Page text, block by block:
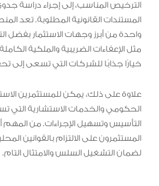
الترخيص المناسب، إلى إجراء دراسة
المستندات القانونية المطلوبة. تعد
واحدة من أبرز وجهات الاستثمار بفضل
مثل الإعفاءات الضريبية والملكية
خيارًا جذابًا للشركات التي تسعى إلى
علاوة على ذلك، يمكن للمستثمرين
الحكومي والخدمات الاستشارية التي
التأسيس وتسهيل الإجراءات. من
المستثمرون على الالتزام بالقوانين
لضمان التشغيل السلس والامتثال التام.